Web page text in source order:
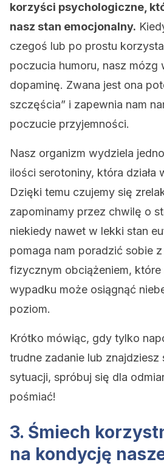
korzyści psychologiczne,
nasz stan emocjonalny.
czegoś lub po prostu
poczucia humoru, nasz mózg
dopaminę. Zwana jest ona
szczęścia” i zapewnia nam
poczucie przyjemności.
Nasz organizm wydziela
ilości serotoniny, która działa
Dzięki temu czujemy się
zapominamy przez chwilę o
niekiedy nawet w lekki stan
pomaga nam poradzić sobie
fizycznym obciążeniem,
wypadku może osiągnąć
poziom.
Krótko mówiąc, gdy tylko
trudne zadanie lub znajdziesz
sytuacji, spróbuj się dla
pośmiać!
3. Śmiech
na kondycję